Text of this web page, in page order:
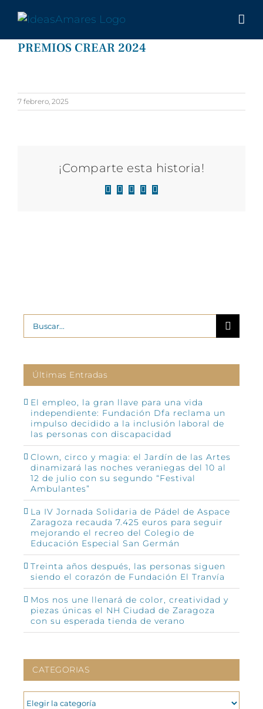
contenido
PREMIOS CREAR 2024
7 febrero, 2025
¡Comparte esta historia!
Facebook
X LinkedIn
WhatsApp
Correo
Buscar:
Últimas Entradas
El empleo, la gran llave para una vida
independiente: Fundación Dfa reclama un
impulso decidido a la inclusión laboral de
las personas con discapacidad
Clown, circo y magia: el Jardín de las Artes
dinamizará las noches veraniegas del 10 al
12 de julio con su segundo “Festival
Ambulantes”
La IV Jornada Solidaria de Pádel de Aspace
Zaragoza recauda 7.425 euros para seguir
mejorando el recreo del Colegio de
Educación Especial San Germán
Treinta años después, las personas siguen
siendo el corazón de Fundación El Tranvía
Mos nos une llenará de color, creatividad y
piezas únicas el NH Ciudad de Zaragoza
con su esperada tienda de verano
CATEGORIAS
CATEGORIAS